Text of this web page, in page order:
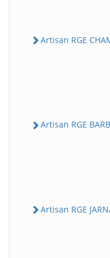
Artisan RGE
Artisan RGE
Artisan RGE